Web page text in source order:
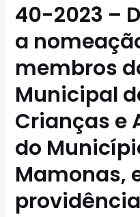
40-2023 –
a
membros
Municipal
Crianças e
do
Mamonas,